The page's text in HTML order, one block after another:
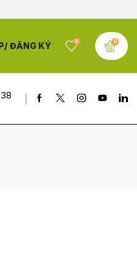
ĐĂNG KÝ 0 0